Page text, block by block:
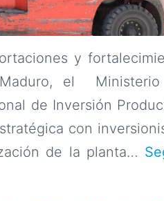
y
el
de Inversión
con
de la planta…